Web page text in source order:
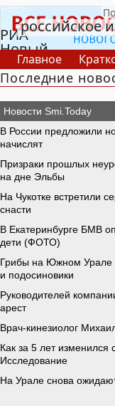
РИА
Новый
День
российское
Главное
В России
В
Спецпроекты
Последние